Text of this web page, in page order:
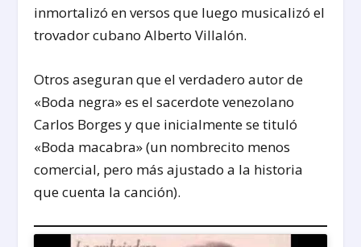
inmortalizó en versos que luego musicalizó el
trovador cubano Alberto Villalón.
Otros aseguran que el verdadero autor de
«Boda negra» es el sacerdote venezolano
Carlos Borges y que inicialmente se tituló
«Boda macabra» (un nombrecito menos
comercial, pero más ajustado a la historia
que cuenta la canción).